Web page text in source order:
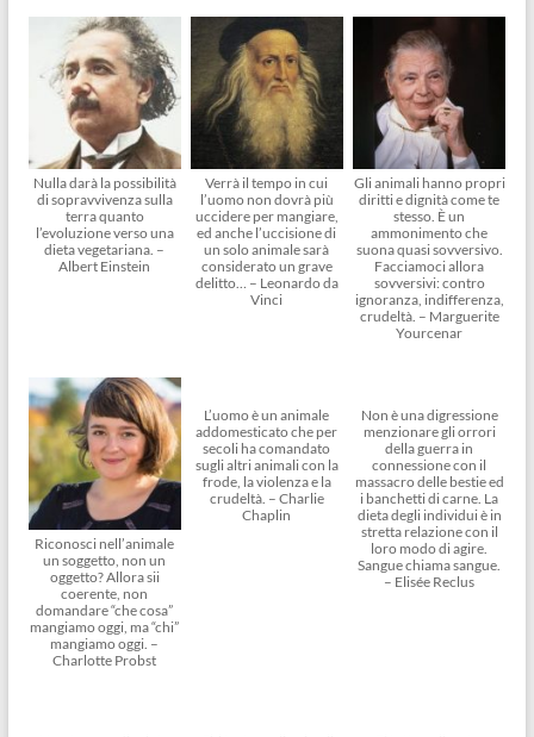
Nulla darà la possibilità
di sopravvivenza sulla
terra quanto
l’evoluzione verso una
dieta vegetariana. –
Albert Einstein
Verrà il tempo in cui
l’uomo non dovrà più
uccidere per mangiare,
ed anche l’uccisione di
un solo animale sarà
considerato un grave
delitto… – Leonardo da
Vinci
Gli animali hanno propri
diritti e dignità come te
stesso. È un
ammonimento che
suona quasi sovversivo.
Facciamoci allora
sovversivi: contro
ignoranza, indifferenza,
crudeltà. – Marguerite
Yourcenar
Riconosci nell’animale
un soggetto, non un
oggetto? Allora sii
coerente, non
domandare “che cosa”
mangiamo oggi, ma “chi”
mangiamo oggi. –
Charlotte Probst
L’uomo è un animale
addomesticato che per
secoli ha comandato
sugli altri animali con la
frode, la violenza e la
crudeltà. – Charlie
Chaplin
Non è una digressione
menzionare gli orrori
della guerra in
connessione con il
massacro delle bestie ed
i banchetti di carne. La
dieta degli individui è in
stretta relazione con il
loro modo di agire.
Sangue chiama sangue.
– Elisée Reclus